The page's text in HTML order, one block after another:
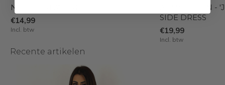
NUDE - 'KIVA' - RIBBED CROP TOP
€14,99
Incl. btw
ARMY GREEN -
SIDE DRESS
€19,99
Incl. btw
Recente artikelen